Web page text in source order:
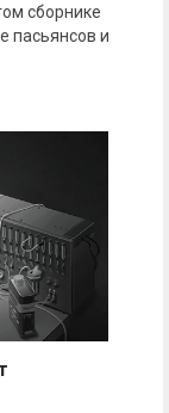
сборнике
пасьянсов и